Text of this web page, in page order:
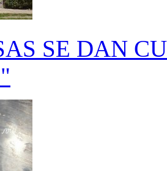
SE DAN